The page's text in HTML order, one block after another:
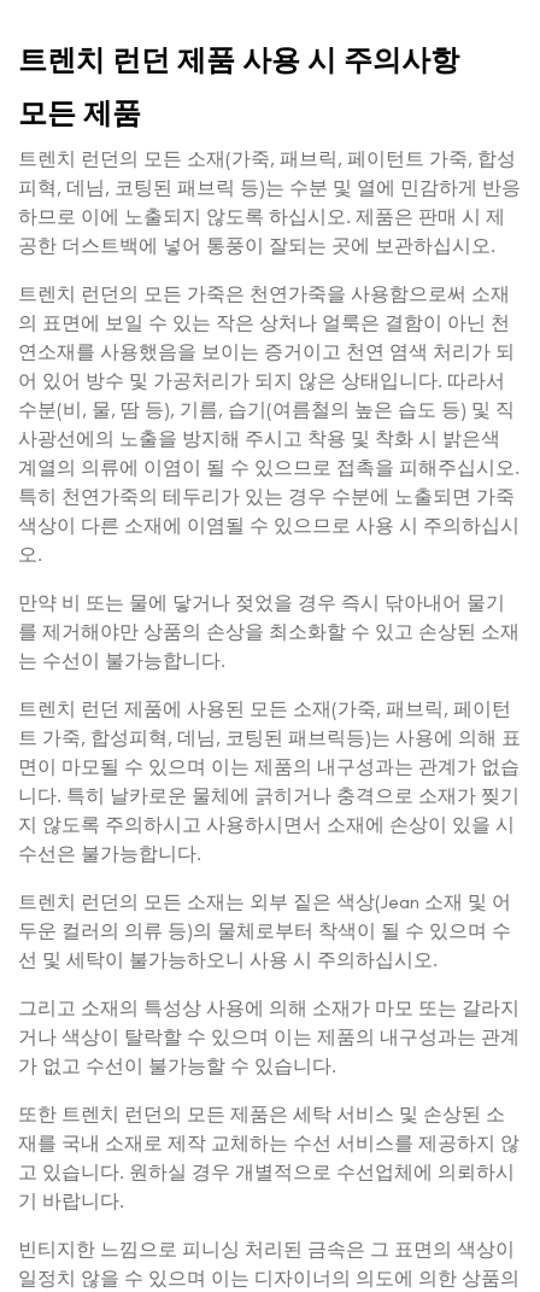
트렌치 런던 제품 사용 시 주의사항
모든 제품
트렌치 런던의 모든 소재(가죽, 패브릭, 페이턴트 가죽, 합성
피혁, 데님, 코팅된 패브릭 등)는 수분 및 열에 민감하게 반응
하므로 이에 노출되지 않도록 하십시오. 제품은 판매 시 제
공한 더스트백에 넣어 통풍이 잘되는 곳에 보관하십시오.
트렌치 런던의 모든 가죽은 천연가죽을 사용함으로써 소재
의 표면에 보일 수 있는 작은 상처나 얼룩은 결함이 아닌 천
연소재를 사용했음을 보이는 증거이고 천연 염색 처리가 되
어 있어 방수 및 가공처리가 되지 않은 상태입니다. 따라서
수분(비, 물, 땀 등), 기름, 습기(여름철의 높은 습도 등) 및 직
사광선에의 노출을 방지해 주시고 착용 및 착화 시 밝은색
계열의 의류에 이염이 될 수 있으므로 접촉을 피해주십시오.
특히 천연가죽의 테두리가 있는 경우 수분에 노출되면 가죽
색상이 다른 소재에 이염될 수 있으므로 사용 시 주의하십시
오.
만약 비 또는 물에 닿거나 젖었을 경우 즉시 닦아내어 물기
를 제거해야만 상품의 손상을 최소화할 수 있고 손상된 소재
는 수선이 불가능합니다.
트렌치 런던 제품에 사용된 모든 소재(가죽, 패브릭, 페이턴
트 가죽, 합성피혁, 데님, 코팅된 패브릭등)는 사용에 의해 표
면이 마모될 수 있으며 이는 제품의 내구성과는 관계가 없습
니다. 특히 날카로운 물체에 긁히거나 충격으로 소재가 찢기
지 않도록 주의하시고 사용하시면서 소재에 손상이 있을 시
수선은 불가능합니다.
트렌치 런던의 모든 소재는 외부 짙은 색상(Jean 소재 및 어
두운 컬러의 의류 등)의 물체로부터 착색이 될 수 있으며 수
선 및 세탁이 불가능하오니 사용 시 주의하십시오.
그리고 소재의 특성상 사용에 의해 소재가 마모 또는 갈라지
거나 색상이 탈락할 수 있으며 이는 제품의 내구성과는 관계
가 없고 수선이 불가능할 수 있습니다.
또한 트렌치 런던의 모든 제품은 세탁 서비스 및 손상된 소
재를 국내 소재로 제작 교체하는 수선 서비스를 제공하지 않
고 있습니다. 원하실 경우 개별적으로 수선업체에 의뢰하시
기 바랍니다.
빈티지한 느낌으로 피니싱 처리된 금속은 그 표면의 색상이
일정치 않을 수 있으며 이는 디자이너의 의도에 의한 상품의